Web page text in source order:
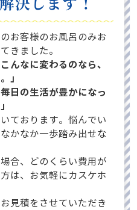
お客様のお風呂のみお
きました。
んなに変わるのなら、
」
日の生活が豊かになっ
ております。悩んでい
かなか一歩踏み出せな
合、どのくらい費用が
は、お気軽にカスケホ
見積をさせていただき